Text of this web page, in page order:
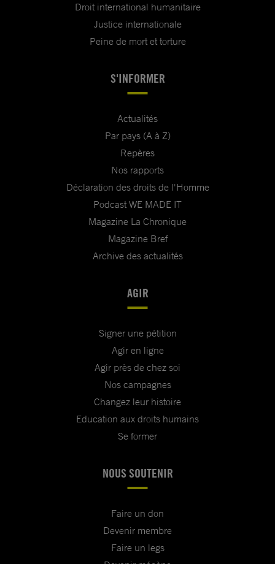
Droit international humanitaire
Justice internationale
Peine de mort et torture
S'INFORMER
Actualités
Par pays (A à Z)
Repères
Nos rapports
Déclaration des droits de l'Homme
Podcast WE MADE IT
Magazine La Chronique
Magazine Bref
Archive des actualités
AGIR
Signer une pétition
Agir en ligne
Agir près de chez soi
Nos campagnes
Changez leur histoire
Education aux droits humains
Se former
NOUS SOUTENIR
Faire un don
Devenir membre
Faire un legs